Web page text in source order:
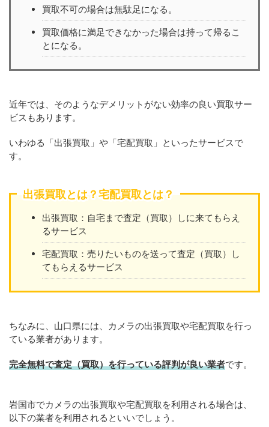
買取不可の場合は無駄足になる。
買取価格に満足できなかった場合は持って帰るこ
とになる。
近年では、そのようなデメリットがない効率の良い買取サー
ビスもあります。
いわゆる「出張買取」や「宅配買取」といったサービスで
す。
出張買取とは？宅配買取とは？
出張買取：自宅まで査定（買取）しに来てもらえ
るサービス
宅配買取：売りたいものを送って査定（買取）し
てもらえるサービス
ちなみに、山口県には、カメラの出張買取や宅配買取を行っ
ている業者があります。
完全無料で査定（買取）を行っている評判が良い業者です。
岩国市でカメラの出張買取や宅配買取を利用される場合は、
以下の業者を利用されるといいでしょう。